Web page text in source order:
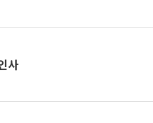
사